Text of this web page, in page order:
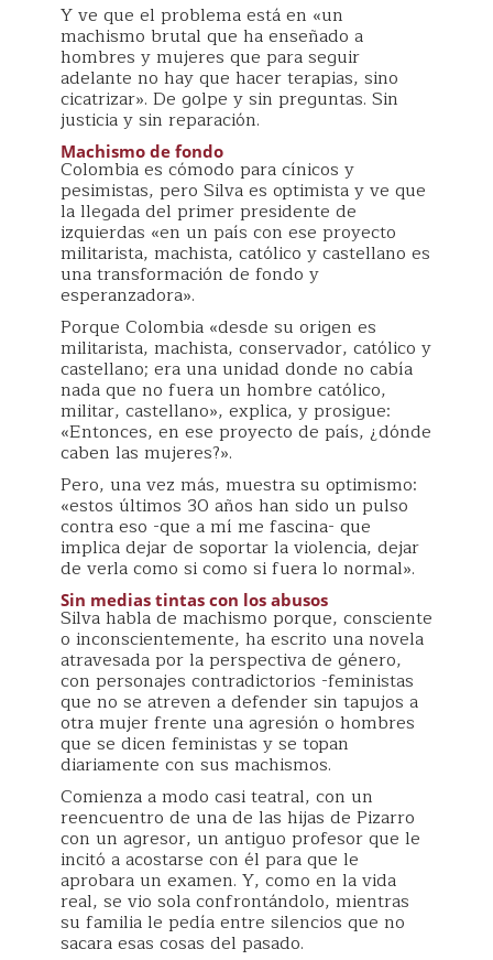
Y ve que el problema está en «un
machismo brutal que ha enseñado a
hombres y mujeres que para seguir
adelante no hay que hacer terapias, sino
cicatrizar». De golpe y sin preguntas. Sin
justicia y sin reparación.
Machismo de fondo
Colombia es cómodo para cínicos y
pesimistas, pero Silva es optimista y ve que
la llegada del primer presidente de
izquierdas «en un país con ese proyecto
militarista, machista, católico y castellano es
una transformación de fondo y
esperanzadora».
Porque Colombia «desde su origen es
militarista, machista, conservador, católico y
castellano; era una unidad donde no cabía
nada que no fuera un hombre católico,
militar, castellano», explica, y prosigue:
«Entonces, en ese proyecto de país, ¿dónde
caben las mujeres?».
Pero, una vez más, muestra su optimismo:
«estos últimos 30 años han sido un pulso
contra eso -que a mí me fascina- que
implica dejar de soportar la violencia, dejar
de verla como si como si fuera lo normal».
Sin medias tintas con los abusos
Silva habla de machismo porque, consciente
o inconscientemente, ha escrito una novela
atravesada por la perspectiva de género,
con personajes contradictorios -feministas
que no se atreven a defender sin tapujos a
otra mujer frente una agresión o hombres
que se dicen feministas y se topan
diariamente con sus machismos.
Comienza a modo casi teatral, con un
reencuentro de una de las hijas de Pizarro
con un agresor, un antiguo profesor que le
incitó a acostarse con él para que le
aprobara un examen. Y, como en la vida
real, se vio sola confrontándolo, mientras
su familia le pedía entre silencios que no
sacara esas cosas del pasado.